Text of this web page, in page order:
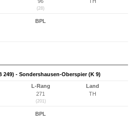
(28)
BPL
249) - Sondershausen-Oberspier (K 9)
L-Rang
271
(201)
Land
TH
BPL